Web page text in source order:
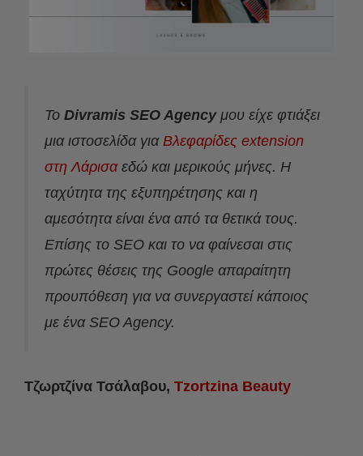
Το Divramis SEO Agency μου είχε φτιάξει
μια ιστοσελίδα για Βλεφαρίδες extension
στη Λάρισαεδώ και μερικούς μήνες. Η
ταχύτητα της εξυπηρέτησης και η
αμεσότητα είναι ένα από τα θετικά τους.
Επίσης το SEO και το να φαίνεσαι στις
πρώτες θέσεις της Google απαραίτητη
προυπόθεση για να συνεργαστεί κάποιος
με ένα SEO Agency.
Τζωρτζίνα Τσάλαβου, Tzortzina Beauty